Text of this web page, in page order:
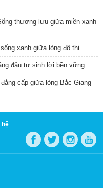
thượng lưu giữa miền xanh
xanh giữa lòng đô thị
đầu tư sinh lời bền vững
cấp giữa lòng Bắc Giang
hệ